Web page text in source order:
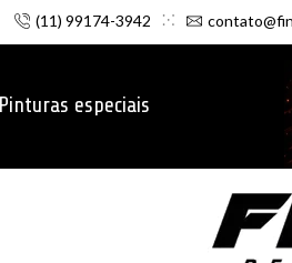
(11) 99174-3942
Pinturas especiais